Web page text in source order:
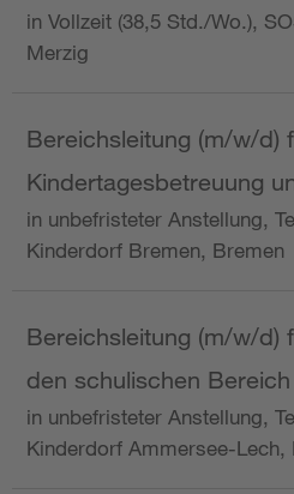
in Vollzeit (38,5 Std./Wo.),
Merzig
Bereichsleitung (m/w/d)
Kindertagesbetreuung
in unbefristeter Anstellung,
Kinderdorf Bremen, Bremen
Bereichsleitung (m/w/d)
den schulischen Bereich
in unbefristeter Anstellung,
Kinderdorf Ammersee-Lech,